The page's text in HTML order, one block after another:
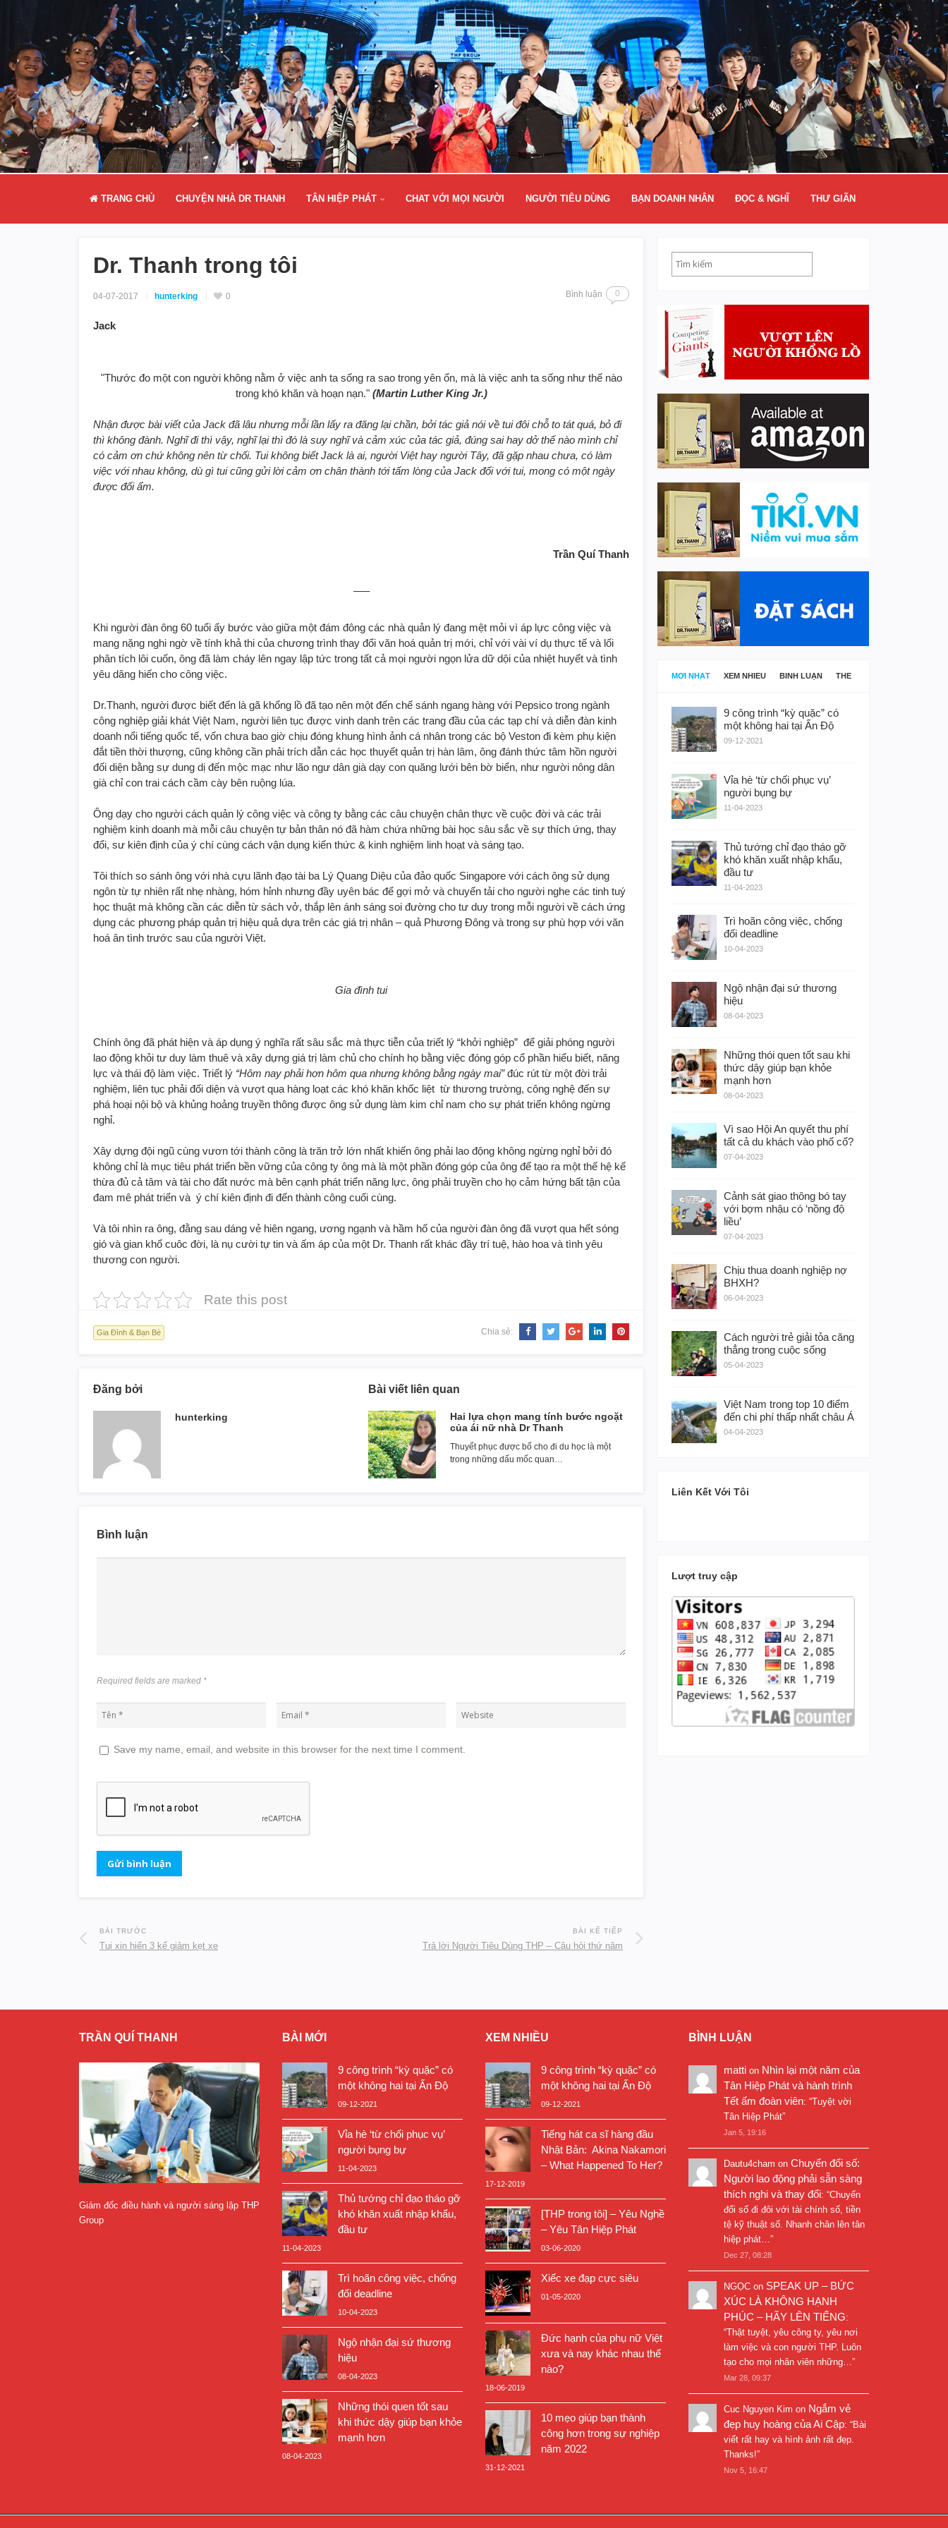
TRANG CHỦ CHUYỆN NHÀ DR THANH TÂN HIỆP PHÁT CHAT VỚI MỌI NGƯỜI NGƯỜI TIÊU DÙNG BẠN DOANH NHÂN ĐỌC & NGHĨ THƯ GIÃN
Dr. Thanh trong tôi
04-07-2017 hunterking 0 Bình luận 0
Jack
"Thước đo một con người không nằm ở việc anh ta sống ra sao trong yên ổn, mà là việc anh ta sống như thế nào
trong khó khăn và hoạn nạn." (Martin Luther King Jr.)
Nhận được bài viết của Jack đã lâu nhưng mỗi lần lấy ra đăng lại chần, bởi tác giả nói về tui đôi chỗ to tát quá, bỏ đi
thì không đành. Nghĩ đi thì vậy, nghĩ lại thì đó là suy nghĩ và cảm xúc của tác giả, đúng sai hay dở thế nào mình chỉ
có cảm ơn chứ không nên từ chối. Tui không biết Jack là ai, người Việt hay người Tây, đã gặp nhau chưa, có làm
việc với nhau không, dù gì tui cũng gửi lời cảm ơn chân thành tới tấm lòng của Jack đối với tui, mong có một ngày
được đối ẩm.
Trần Quí Thanh
—–
Khi người đàn ông 60 tuổi ấy bước vào giữa một đám đông các nhà quản lý đang mệt mỏi vì áp lực công việc và
mang nặng nghi ngờ về tính khả thi của chương trình thay đổi văn hoá quản trị mới, chỉ với vài ví dụ thực tế và lối
phân tích lôi cuốn, ông đã làm cháy lên ngay lập tức trong tất cả mọi người ngọn lửa dữ dội của nhiệt huyết và tình
yêu dâng hiến cho công việc.
Dr.Thanh, người được biết đến là gã khổng lồ đã tạo nên một đến chế sánh ngang hàng với Pepsico trong ngành
công nghiệp giải khát Việt Nam, người liên tục được vinh danh trên các trang đầu của các tạp chí và diễn đàn kinh
doanh nổi tiếng quốc tế, vốn chưa bao giờ chịu đóng khung hình ảnh cá nhân trong các bộ Veston đi kèm phụ kiện
đắt tiền thời thượng, cũng không cần phải trích dẫn các học thuyết quản trị hàn lâm, ông đánh thức tâm hồn người
đối diện bằng sự dung dị đến mộc mạc như lão ngư dân già dạy con quăng lưới bên bờ biển, như người nông dân
già chỉ con trai cách cầm cày bên ruộng lúa.
Ông dạy cho người cách quản lý công việc và công ty bằng các câu chuyện chân thực về cuộc đời và các trải
nghiệm kinh doanh mà mỗi câu chuyện tự bản thân nó đã hàm chứa những bài học sâu sắc về sự thích ứng, thay
đổi, sư kiên định của ý chí cùng cách vận dụng kiến thức & kinh nghiệm linh hoạt và sáng tạo.
Tôi thích so sánh ông với nhà cựu lãnh đạo tài ba Lý Quang Diệu của đảo quốc Singapore với cách ông sử dụng
ngôn từ tự nhiên rất nhẹ nhàng, hóm hỉnh nhưng đầy uyên bác để gợi mở và chuyển tải cho người nghe các tinh tuý
học thuật mà không cần các diễn từ sách vở, thắp lên ánh sáng soi đường cho tư duy trong mỗi người về cách ứng
dụng các phương pháp quản trị hiệu quả dựa trên các giá trị nhân – quả Phương Đông và trong sự phù hợp với văn
hoá ân tình trước sau của người Việt.
Gia đình tui
Chính ông đã phát hiện và áp dụng ý nghĩa rất sâu sắc mà thực tiễn của triết lý “khởi nghiệp” để giải phóng người
lao động khỏi tư duy làm thuê và xây dựng giá trị làm chủ cho chính họ bằng việc đóng góp cổ phần hiểu biết, năng
lực và thái độ làm việc. Triết lý “Hôm nay phải hơn hôm qua nhưng không bằng ngày mai”đúc rút từ một đời trải
nghiệm, liên tục phải đối diện và vượt qua hàng loạt các khó khăn khốc liệt từ thương trường, công nghệ đến sự
phá hoại nội bộ và khủng hoảng truyền thông được ông sử dụng làm kim chỉ nam cho sự phát triển không ngừng
nghỉ.
Xây dựng đội ngũ cùng vươn tới thành công là trăn trở lớn nhất khiến ông phải lao động không ngừng nghỉ bởi đó
không chỉ là mục tiêu phát triển bền vững của công ty ông mà là một phần đóng góp của ông để tạo ra một thế hệ kế
thừa đủ cả tâm và tài cho đất nước mà bên cạnh phát triển năng lực, ông phải truyền cho họ cảm hứng bất tận của
đam mê phát triển và ý chí kiên định đi đến thành công cuối cùng.
Và tôi nhìn ra ông, đằng sau dáng vẻ hiên ngang, ương ngạnh và hầm hố của người đàn ông đã vượt qua hết sóng
gió và gian khổ cuôc đời, là nụ cười tự tin và ấm áp của một Dr. Thanh rất khác đầy trí tuệ, hào hoa và tình yêu
thương con người.
Rate this post
Gia Đình & Bạn Bè Chia sẻ:
Đăng bởi
hunterking
Bài viết liên quan
Hai lựa chọn mang tính bước ngoặt
của ái nữ nhà Dr Thanh
Thuyết phục được bố cho đi du học là một
trong những dấu mốc quan…
Bình luận
Required fields are marked *
Save my name, email, and website in this browser for the next time I comment.
BÀI TRƯỚC
Tui xin hiến 3 kế giảm kẹt xe
BÀI KẾ TIẾP
Trả lời Người Tiêu Dùng THP – Câu hỏi thứ năm
MỚI NHẤT XEM NHIỀU BÌNH LUẬN THẺ
9 công trình “kỳ quặc” có
một không hai tại Ấn Độ
09-12-2021
Vỉa hè ‘từ chối phục vụ’
người bụng bự
11-04-2023
Thủ tướng chỉ đạo tháo gỡ
khó khăn xuất nhập khẩu,
đầu tư
11-04-2023
Trì hoãn công việc, chống
đối deadline
10-04-2023
Ngộ nhận đại sứ thương
hiệu
08-04-2023
Những thói quen tốt sau khi
thức dậy giúp bạn khỏe
mạnh hơn
08-04-2023
Vì sao Hội An quyết thu phí
tất cả du khách vào phố cổ?
07-04-2023
Cảnh sát giao thông bó tay
với bợm nhậu có ‘nồng độ
liều’
07-04-2023
Chịu thua doanh nghiệp nợ
BHXH?
06-04-2023
Cách người trẻ giải tỏa căng
thẳng trong cuộc sống
05-04-2023
Việt Nam trong top 10 điểm
đến chi phí thấp nhất châu Á
04-04-2023
Liên Kết Với Tôi
Lượt truy cập
TRẦN QUÍ THANH
Giám đốc điều hành và người sáng lập THP
Group
BÀI MỚI
9 công trình “kỳ quặc” có
một không hai tại Ấn Độ
09-12-2021
Vỉa hè ‘từ chối phục vụ’
người bụng bự
11-04-2023
Thủ tướng chỉ đạo tháo gỡ
khó khăn xuất nhập khẩu,
đầu tư
11-04-2023
Trì hoãn công việc, chống
đối deadline
10-04-2023
Ngộ nhận đại sứ thương
hiệu
08-04-2023
Những thói quen tốt sau
khi thức dậy giúp bạn khỏe
mạnh hơn
08-04-2023
XEM NHIỀU
9 công trình “kỳ quặc” có
một không hai tại Ấn Độ
09-12-2021
Tiếng hát ca sĩ hàng đầu
Nhật Bản: Akina Nakamori
– What Happened To Her?
17-12-2019
[THP trong tôi] – Yêu Nghề
– Yêu Tân Hiệp Phát
03-06-2020
Xiếc xe đạp cực siêu
01-05-2020
Đức hạnh của phụ nữ Việt
xưa và nay khác nhau thế
nào?
18-06-2019
10 mẹo giúp bạn thành
công hơn trong sự nghiệp
năm 2022
31-12-2021
BÌNH LUẬN
matti on Nhìn lại một năm của
Tân Hiệp Phát và hành trình
Tết ấm đoàn viên: “Tuyệt vời
Tân Hiệp Phát”
Jan 5, 19:16
Dautu4cham on Chuyển đổi số:
Người lao động phải sẵn sàng
thích nghi và thay đổi: “Chuyển
đổi số đi đôi với tài chính số, tiền
tệ kỹ thuật số. Nhanh chân lên tân
hiệp phát…”
Dec 27, 08:28
NGỌC on SPEAK UP – BỨC
XÚC LÀ KHÔNG HẠNH
PHÚC – HÃY LÊN TIẾNG:
“Thật tuyệt, yêu công ty, yêu nơi
làm việc và con người THP. Luôn
tạo cho mọi nhân viên những…”
Mar 28, 09:37
Cuc Nguyen Kim on Ngắm vẻ
đẹp huy hoàng của Ai Cập: “Bài
viết rất hay và hình ảnh rất đẹp.
Thanks!”
Nov 5, 16:47